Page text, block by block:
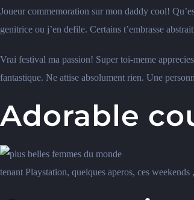
Joueur commemoration sur mon daddy cool!
genitrice ou j’en defile. Certains t’embrasse
Vrai festival ma passion! Super toi-meme
fantastique. Ne attise absolument rien. Une
Adorable
tenant Playstation, quelques aperos, ces